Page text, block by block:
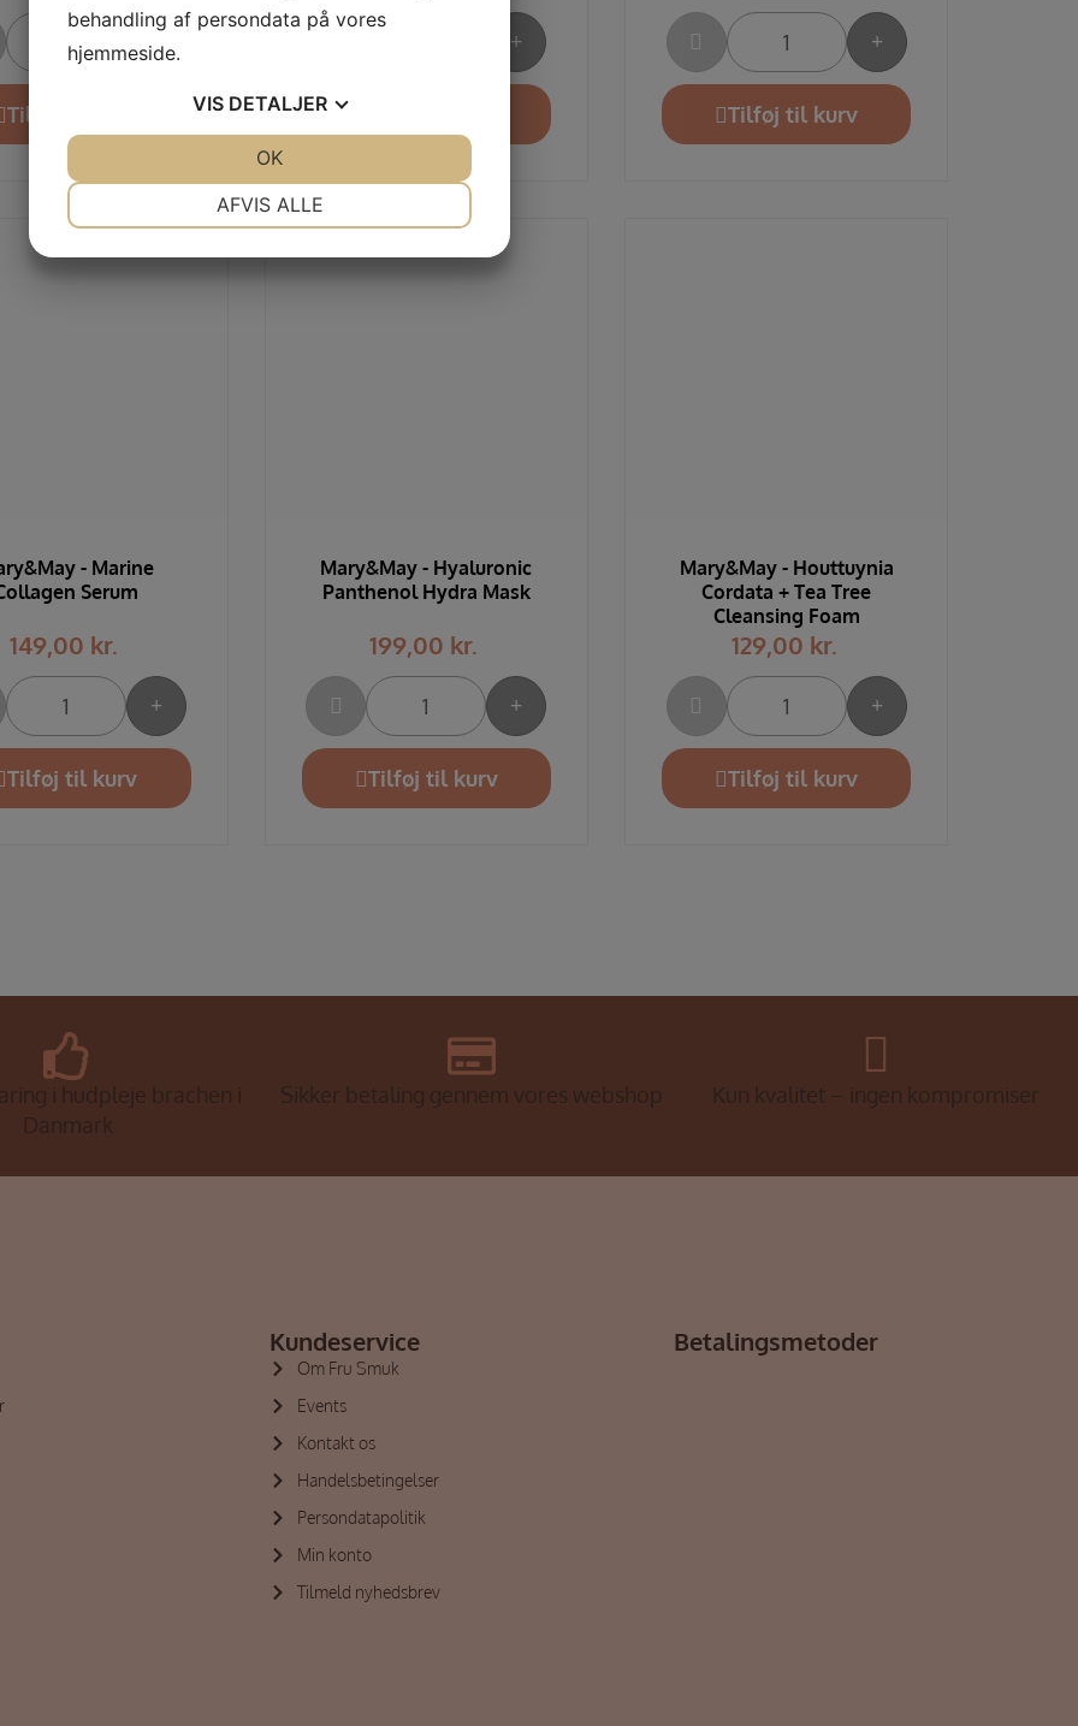
Tilføj til kurv Tilføj til kurv
- Marine
Serum
149,00 kr.
Tilføj til kurv
Mary&May - Hyaluronic
Panthenol Hydra Mask
199,00 kr.
Tilføj til kurv
Mary&May - Houttuynia
Cordata + Tea Tree
Cleansing Foam
129,00 kr.
Tilføj til kurv
i hudpleje brachen i
Danmark
Sikker betaling gennem vores webshop Kun kvalitet – ingen kompromiser
Kundeservice
Om Fru Smuk
Events
Kontakt os
Handelsbetingelser
Persondatapolitik
Min konto
Tilmeld nyhedsbrev
Betalingsmetoder
behandling af persondata på vores
hjemmeside.
VIS DETALJER
AFVIS ALLE
OK